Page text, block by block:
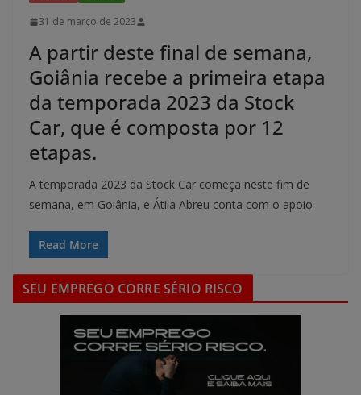
31 de março de 2023
A partir deste final de semana,
Goiânia recebe a primeira etapa
da temporada 2023 da Stock
Car, que é composta por 12
etapas.
A temporada 2023 da Stock Car começa neste fim de
semana, em Goiânia, e Átila Abreu conta com o apoio
Read More
SEU EMPREGO CORRE SÉRIO RISCO